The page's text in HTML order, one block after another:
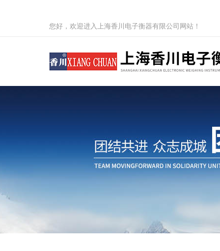
您好，欢迎进入上海香川电子衡器有限公司网站！